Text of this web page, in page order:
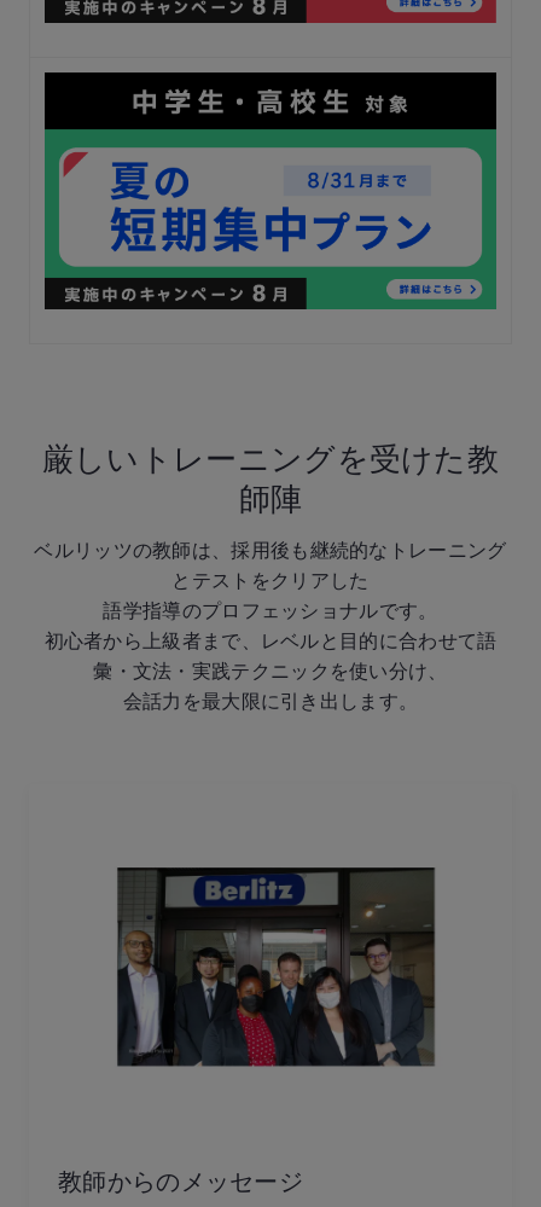
厳しいトレーニングを受けた教
師陣
ベルリッツの教師は、採用後も継続的なトレーニング
とテストをクリアした
語学指導のプロフェッショナルです。
初心者から上級者まで、レベルと目的に合わせて語
彙・文法・実践テクニックを使い分け、
会話力を最大限に引き出します。
教師からのメッセージ